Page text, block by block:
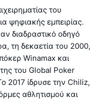
του
ψηφιακής εμπειρίας.
διαδραστικό οδηγό
τη δεκαετία του 2000,
Winamax και
του Global Poker
2017 ίδρυσε την Chiliz,
αθλητισμού και